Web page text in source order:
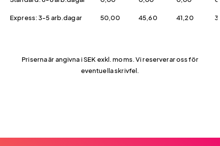
Express: 3-5 arb.dagar 50,00 45,60 41,20
Priserna är angivna i SEK exkl. moms. Vi reserverar oss för
eventuella skrivfel.